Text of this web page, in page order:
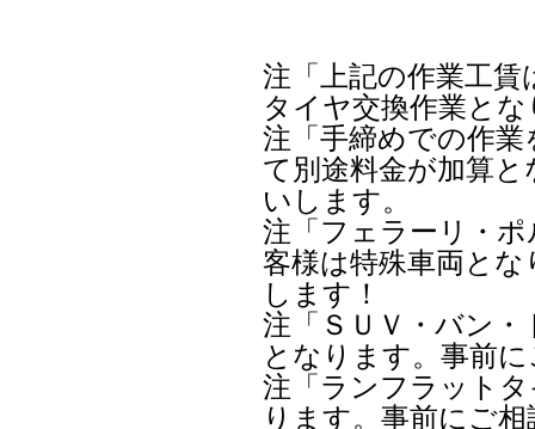
注「上記の作業工
タイヤ交換作業と
注「手締めでの作
て別途料金が加算
いします。
注「フェラーリ・
客様は特殊車両と
します！
注「ＳＵＶ・バン
となります。事前
注「ランフラット
ります。事前にご